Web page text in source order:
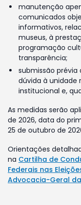
manutenção
comunicados
informativos,
museus, à
programação
transparência;
submissão prévia
dúvida à unidade
institucional e,
As medidas serão
de 2026, data do
25 de outubro de
Orientações
na Cartilha de
Federais nas
Advocacia-Geral